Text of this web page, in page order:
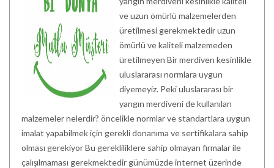
ve uzun ömürlü malzemelerden
üretilmesi gerekmektedir uzun
ömürlü ve kaliteli malzemeden
üretilmeyen Bir merdiven kesinlikle
uluslararası normlara uygun
diyemeyiz. Peki uluslararası bir
yangın merdiveni de kullanılan
malzemeler nelerdir? öncelikle normlar ve standartlara uygun
imalat yapabilmek için gerekli donanıma ve sertifikalara sahip
olması gerekiyor Bu gerekliliklere sahip olmayan firmalar ile
çalışılmaması gerekmektedir günümüzde internet üzerinde